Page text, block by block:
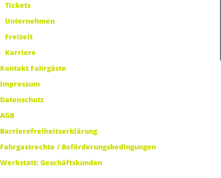
Tickets
Unternehmen
Freizeit
Karriere
Kontakt Fahrgäste
Impressum
Datenschutz
AGB
Barrierefreiheitserklärung
Fahrgastrechte / Beförderungsbedingungen
Werkstatt: Geschäftskunden